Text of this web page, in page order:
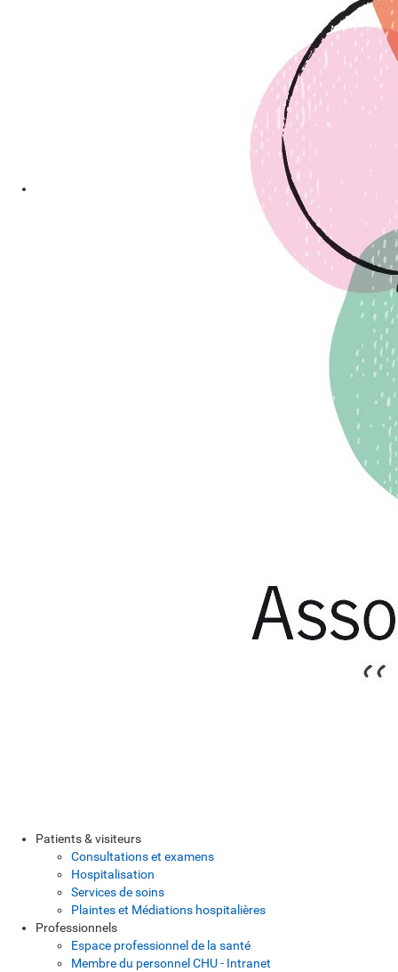
Patients & visiteurs
Consultations et examens
Hospitalisation
Services de soins
Plaintes et Médiations hospitalières
Professionnels
Espace professionnel de la santé
Membre du personnel CHU - Intranet